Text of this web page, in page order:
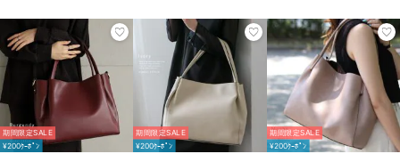
期間限定SALE
¥200ｸｰﾎﾟﾝ
期間限定SALE
¥200ｸｰﾎﾟﾝ
期間限定SALE
¥200ｸｰﾎﾟﾝ